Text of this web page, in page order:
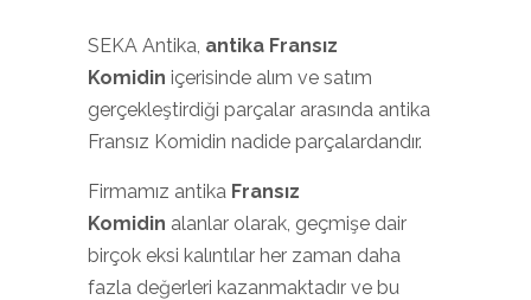
SEKA Antika, antika Fransız
Komidin içerisinde alım ve satım
gerçekleştirdiği parçalar arasında antika
Fransız Komidin nadide parçalardandır.
Firmamız antika Fransız
Komidin alanlar olarak, geçmişe dair
birçok eksi kalıntılar her zaman daha
fazla değerleri kazanmaktadır ve bu